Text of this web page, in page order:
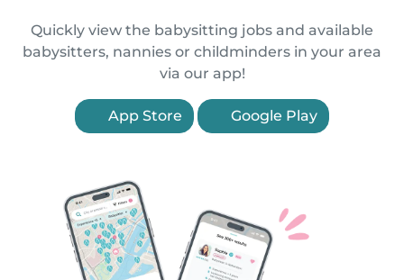
Quickly view the babysitting jobs and available
babysitters, nannies or childminders in your area
via our app!
App Store Google Play